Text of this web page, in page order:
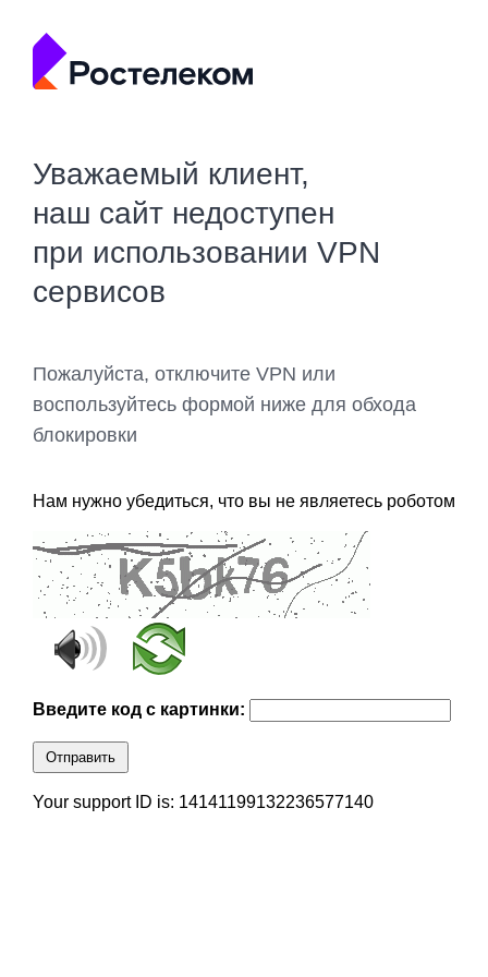
Уважаемый клиент,
наш сайт недоступен
при использовании VPN
сервисов
Пожалуйста, отключите VPN или
воспользуйтесь формой ниже для обхода
блокировки
Нам нужно убедиться, что вы не являетесь роботом
Введите код с картинки:
Отправить
Your support ID is: 14141199132236577140